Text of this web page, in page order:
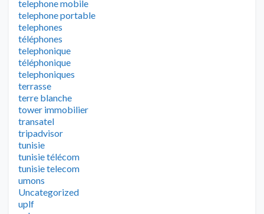
telephone mobile
telephone portable
telephones
téléphones
telephonique
téléphonique
telephoniques
terrasse
terre blanche
tower immobilier
transatel
tripadvisor
tunisie
tunisie télécom
tunisie telecom
umons
Uncategorized
uplf